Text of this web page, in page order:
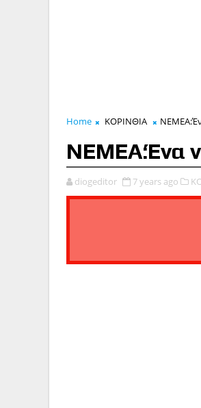
Home ΚΟΡΙΝΘΙΑ
ΝΕΜΕΑ:Ένα
diogeditor 7 years ago